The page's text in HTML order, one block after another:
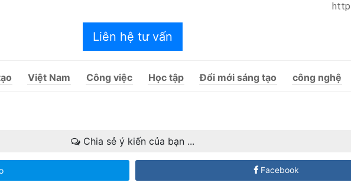
Liên hệ tư vấn
Việt Nam Công việc Học tập Đổi mới sáng tạo công nghệ
Chia sẻ ý kiến của bạn ...
Facebook